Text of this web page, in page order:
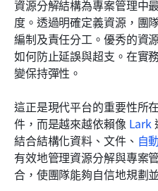
資源分解結構為專案管理中
度。透過明確定義資源，團
編制及責任分工。優秀的資
如何防止延誤與超支。在實
變保持彈性。
這正是現代平台的重要性所
件，而是越來越依賴像 Lark
結合結構化資料、文件、 自
有效地管理資源分解與專案
合，使團隊能夠自信地規劃